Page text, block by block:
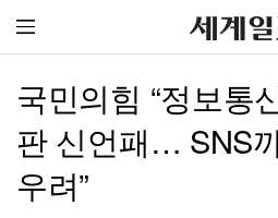
국민의힘 “정보통
판 신언패… SNS
우려”